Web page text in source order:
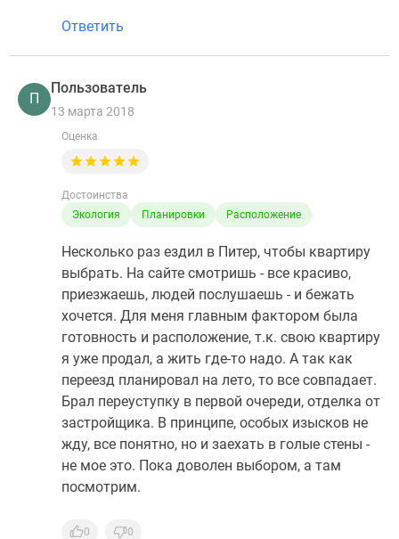
Ответить
П
Пользователь
13 марта 2018
Оценка
Достоинства
Экология
Планировки Расположение
Несколько раз ездил в Питер, чтобы квартиру
выбрать. На сайте смотришь - все красиво,
приезжаешь, людей послушаешь - и бежать
хочется. Для меня главным фактором была
готовность и расположение, т.к. свою квартиру
я уже продал, а жить где-то надо. А так как
переезд планировал на лето, то все совпадает.
Брал переуступку в первой очереди, отделка от
застройщика. В принципе, особых изысков не
жду, все понятно, но и заехать в голые стены -
не мое это. Пока доволен выбором, а там
посмотрим.
0 0